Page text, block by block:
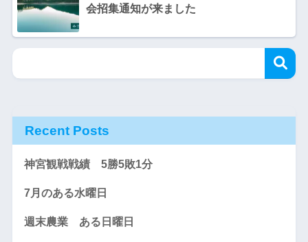
会招集通知が来ました
Recent Posts
神宮観戦戦績 5勝5敗1分
7月のある水曜日
週末農業 ある日曜日